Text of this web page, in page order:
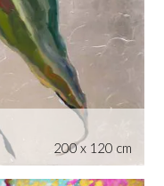
200 x 120 cm